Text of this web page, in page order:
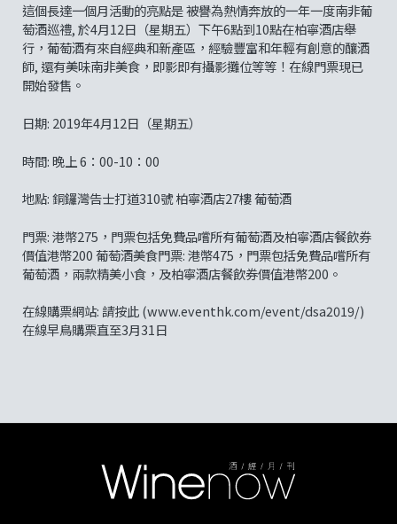
這個長達一個月活動的亮點是 被譽為熱情奔放的一年一度南非葡
萄酒巡禮, 於4月12日（星期五）下午6點到10點在柏寧酒店舉
行，葡萄酒有來自經典和新產區，經驗豐富和年輕有創意的釀酒
師, 還有美味南非美食，即影即有攝影攤位等等！在線門票現已
開始發售。
日期: 2019年4月12日（星期五）
時間: 晚上 6：00-10：00
地點: 銅鑼灣告士打道310號 柏寧酒店27樓 葡萄酒
門票: 港幣275，門票包括免費品嚐所有葡萄酒及柏寧酒店餐飲券
價值港幣200 葡萄酒美食門票: 港幣475，門票包括免費品嚐所有
葡萄酒，兩款精美小食，及柏寧酒店餐飲券價值港幣200。
在線購票網站: 請按此 (www.eventhk.com/event/dsa2019/)
在線早鳥購票直至3月31日